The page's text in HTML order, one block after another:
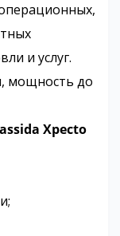
и услуг.
мощность до
Xpecto